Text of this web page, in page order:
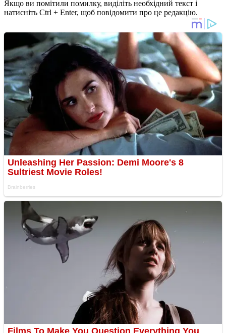
Якщо ви помітили помилку, виділіть необхідний текст і
натисніть Ctrl + Enter, щоб повідомити про це редакцію.